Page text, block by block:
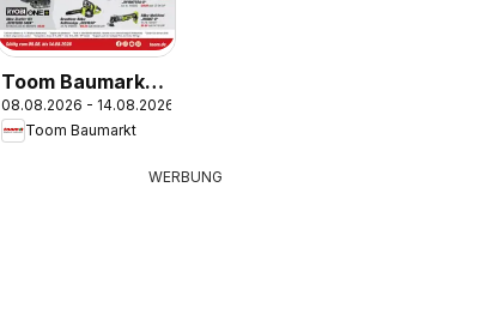
Toom Baumarkt
Prospekt
08.08.2026 - 14.08.2026
Toom Baumarkt
WERBUNG